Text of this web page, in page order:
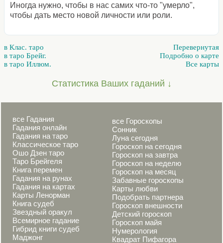
Иногда нужно, чтобы в нас самих что-то "умерло",
чтобы дать место новой личности или роли.
в Клас. таро
в таро Брейг.
в таро Иллюм.
Перевернутая
Подробно о карте
Все карты
Статистика Ваших гаданий ↓
все Гадания
Гадания онлайн
Гадания на таро
Классическое таро
Ошо Дзен таро
Таро Брейгеля
Книга перемен
Гадания на рунах
Гадания на картах
Карты Ленорман
Книга судеб
Звездный оракул
Всемирное гадание
Гибрид книги судеб
Маджонг
все Гороскопы
Сонник
Луна сегодня
Гороскоп на сегодня
Гороскоп на завтра
Гороскоп на неделю
Гороскоп на месяц
Забавные гороскопы
Карты любви
Подобрать партнера
Гороскоп внешности
Детский гороскоп
Гороскоп майя
Нумерология
Квадрат Пифагора